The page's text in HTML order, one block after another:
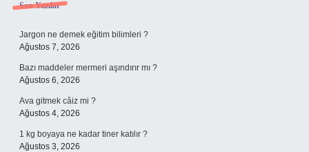
Sidebar
Son Yazılar
Jargon ne demek eğitim bilimleri ?
Ağustos 7, 2026
Bazı maddeler mermeri aşındırır mı ?
Ağustos 6, 2026
Ava gitmek câiz mi ?
Ağustos 4, 2026
1 kg boyaya ne kadar tiner katılır ?
Ağustos 3, 2026